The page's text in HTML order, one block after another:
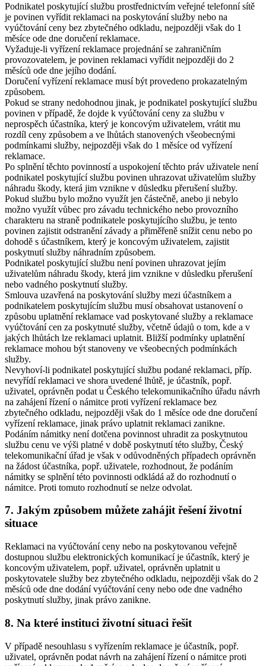
Podnikatel poskytující službu prostřednictvím veřejné telefonní sítě
je povinen vyřídit reklamaci na poskytování služby nebo na
vyúčtování ceny bez zbytečného odkladu, nejpozději však do 1
měsíce ode dne doručení reklamace.
Vyžaduje-li vyřízení reklamace projednání se zahraničním
provozovatelem, je povinen reklamaci vyřídit nejpozději do 2
měsíců ode dne jejího dodání.
Doručení vyřízení reklamace musí být provedeno prokazatelným
způsobem.
Pokud se strany nedohodnou jinak, je podnikatel poskytující službu
povinen v případě, že dojde k vyúčtování ceny za službu v
neprospěch účastníka, který je koncovým uživatelem, vrátit mu
rozdíl ceny způsobem a ve lhůtách stanovených všeobecnými
podmínkami služby, nejpozději však do 1 měsíce od vyřízení
reklamace.
Po splnění těchto povinností a uspokojení těchto práv uživatele není
podnikatel poskytující službu povinen uhrazovat uživatelům služby
náhradu škody, která jim vznikne v důsledku přerušení služby.
Pokud službu bylo možno využít jen částečně, anebo ji nebylo
možno využít vůbec pro závadu technického nebo provozního
charakteru na straně podnikatele poskytujícího službu, je tento
povinen zajistit odstranění závady a přiměřeně snížit cenu nebo po
dohodě s účastníkem, který je koncovým uživatelem, zajistit
poskytnutí služby náhradním způsobem.
Podnikatel poskytující službu není povinen uhrazovat jejím
uživatelům náhradu škody, která jim vznikne v důsledku přerušení
nebo vadného poskytnutí služby.
Smlouva uzavřená na poskytování služby mezi účastníkem a
podnikatelem poskytujícím službu musí obsahovat ustanovení o
způsobu uplatnění reklamace vad poskytované služby a reklamace
vyúčtování cen za poskytnuté služby, včetně údajů o tom, kde a v
jakých lhůtách lze reklamaci uplatnit. Bližší podmínky uplatnění
reklamace mohou být stanoveny ve všeobecných podmínkách
služby.
Nevyhoví-li podnikatel poskytující službu podané reklamaci, příp.
nevyřídí reklamaci ve shora uvedené lhůtě, je účastník, popř.
uživatel, oprávněn podat u Českého telekomunikačního úřadu návrh
na zahájení řízení o námitce proti vyřízení reklamace bez
zbytečného odkladu, nejpozději však do 1 měsíce ode dne doručení
vyřízení reklamace, jinak právo uplatnit reklamaci zanikne.
Podáním námitky není dotčena povinnost uhradit za poskytnutou
službu cenu ve výši platné v době poskytnutí této služby, Český
telekomunikační úřad je však v odůvodněných případech oprávněn
na žádost účastníka, popř. uživatele, rozhodnout, že podáním
námitky se splnění této povinnosti odkládá až do rozhodnutí o
námitce. Proti tomuto rozhodnutí se nelze odvolat.
7. Jakým způsobem můžete zahájit řešení životní
situace
Reklamaci na vyúčtování ceny nebo na poskytovanou veřejně
dostupnou službu elektronických komunikací je účastník, který je
koncovým uživatelem, popř. uživatel, oprávněn uplatnit u
poskytovatele služby bez zbytečného odkladu, nejpozději však do 2
měsíců ode dne dodání vyúčtování ceny nebo ode dne vadného
poskytnutí služby, jinak právo zanikne.
8. Na které instituci životní situaci řešit
V případě nesouhlasu s vyřízením reklamace je účastník, popř.
uživatel, oprávněn podat návrh na zahájení řízení o námitce proti